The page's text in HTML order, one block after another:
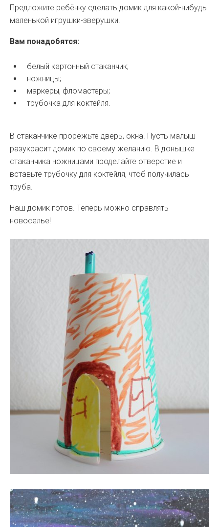
Предложите ребёнку сделать домик для какой-нибудь
маленькой игрушки-зверушки.
Вам понадобятся:
белый картонный стаканчик;
ножницы;
маркеры, фломастеры;
трубочка для коктейля.
В стаканчике прорежьте дверь, окна. Пусть малыш
разукрасит домик по своему желанию. В донышке
стаканчика ножницами проделайте отверстие и
вставьте трубочку для коктейля, чтоб получилась
труба.
Наш домик готов. Теперь можно справлять
новоселье!